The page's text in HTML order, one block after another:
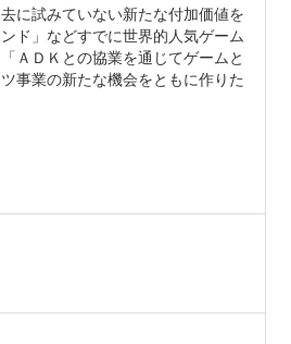
に試みていない新たな付加価値を
ド」などすでに世界的人気ゲーム
ＡＤＫとの協業を通じてゲームと
事業の新たな機会をともに作りた